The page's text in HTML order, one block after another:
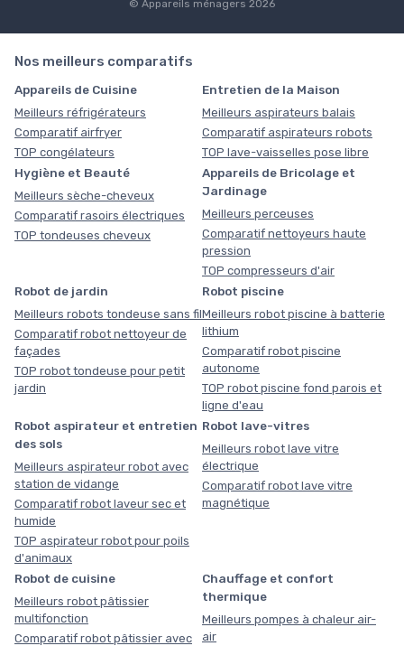
© Appareils ménagers 2026
Nos meilleurs comparatifs
Appareils de Cuisine
Meilleurs réfrigérateurs
Comparatif airfryer
TOP congélateurs
Entretien de la Maison
Meilleurs aspirateurs balais
Comparatif aspirateurs robots
TOP lave-vaisselles pose libre
Hygiène et Beauté
Meilleurs sèche-cheveux
Comparatif rasoirs électriques
TOP tondeuses cheveux
Appareils de Bricolage et
Jardinage
Meilleurs perceuses
Comparatif nettoyeurs haute
pression
TOP compresseurs d'air
Robot de jardin
Meilleurs robots tondeuse sans fil
Comparatif robot nettoyeur de
façades
TOP robot tondeuse pour petit
jardin
Robot piscine
Meilleurs robot piscine à batterie
lithium
Comparatif robot piscine
autonome
TOP robot piscine fond parois et
ligne d'eau
Robot aspirateur et entretien
des sols
Meilleurs aspirateur robot avec
station de vidange
Comparatif robot laveur sec et
humide
TOP aspirateur robot pour poils
d'animaux
Robot lave-vitres
Meilleurs robot lave vitre
électrique
Comparatif robot lave vitre
magnétique
Robot de cuisine
Meilleurs robot pâtissier
multifonction
Comparatif robot pâtissier avec
Chauffage et confort
thermique
Meilleurs pompes à chaleur air-
air